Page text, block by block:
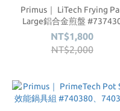
Primus｜ LiTech Frying
Large鋁合金煎盤
NT$1,800
NT$2,000